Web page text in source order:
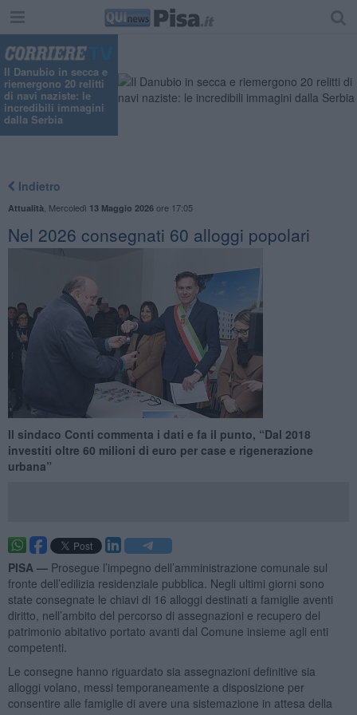
Il Danubio in secca e
riemergono 20 relitti
di navi naziste: le
incredibili immagini
dalla Serbia
Indietro
Attualità Mercoledì 13 Maggio 2026ore 17:05
Nel 2026 consegnati 60 alloggi popolari
Il sindaco Conti commenta i dati e fa il punto, “Dal 2018
investiti oltre 60 milioni di euro per case e rigenerazione
urbana”
PISA — Prosegue l’impegno dell’amministrazione comunale sul
fronte dell’edilizia residenziale pubblica. Negli ultimi giorni sono
state consegnate le chiavi di 16 alloggi destinati a famiglie aventi
diritto, nell’ambito del percorso di assegnazioni e recupero del
patrimonio abitativo portato avanti dal Comune insieme agli enti
competenti.
Le consegne hanno riguardato sia assegnazioni definitive sia
alloggi volano, messi temporaneamente a disposizione per
consentire alle famiglie di avere una sistemazione in attesa della